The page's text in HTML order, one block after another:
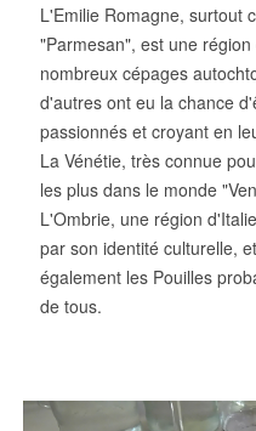
L'Emilie Romagne, surtout
"Parmesan", est une
nombreux cépages
d'autres ont eu la chance
passionnés et croyant en
La Vénétie, très connue
les plus dans le monde
L'Ombrie, une région
par son identité culturelle,
également les Pouilles
de tous.